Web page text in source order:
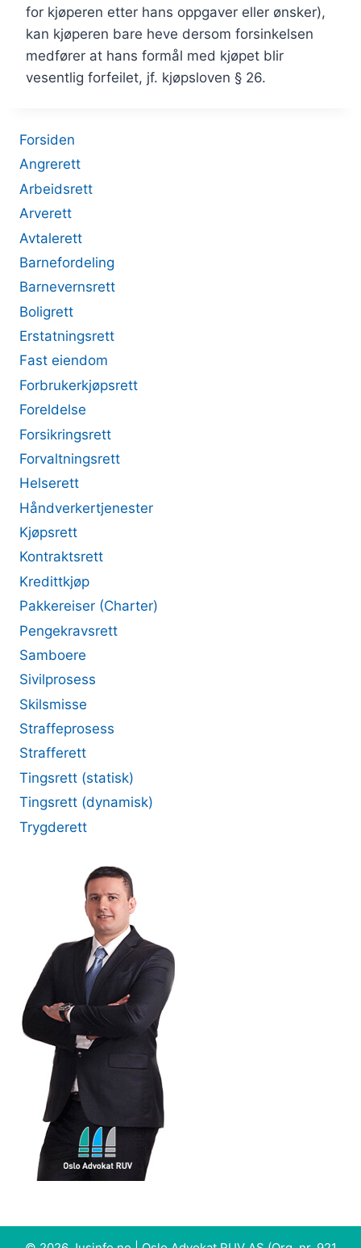
for kjøperen etter hans oppgaver eller ønsker),
kan kjøperen bare heve dersom forsinkelsen
medfører at hans formål med kjøpet blir
vesentlig forfeilet, jf. kjøpsloven § 26.
Forsiden
Angrerett
Arbeidsrett
Arverett
Avtalerett
Barnefordeling
Barnevernsrett
Boligrett
Erstatningsrett
Fast eiendom
Forbrukerkjøpsrett
Foreldelse
Forsikringsrett
Forvaltningsrett
Helserett
Håndverkertjenester
Kjøpsrett
Kontraktsrett
Kredittkjøp
Pakkereiser (Charter)
Pengekravsrett
Samboere
Sivilprosess
Skilsmisse
Straffeprosess
Strafferett
Tingsrett (statisk)
Tingsrett (dynamisk)
Trygderett